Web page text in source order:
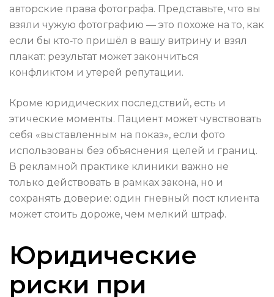
авторские права фотографа. Представьте, что вы
взяли чужую фотографию — это похоже на то, как
если бы кто‑то пришёл в вашу витрину и взял
плакат: результат может закончиться
конфликтом и утерей репутации.
Кроме юридических последствий, есть и
этические моменты. Пациент может чувствовать
себя «выставленным на показ», если фото
использованы без объяснения целей и границ.
В рекламной практике клиники важно не
только действовать в рамках закона, но и
сохранять доверие: один гневный пост клиента
может стоить дороже, чем мелкий штраф.
Юридические
риски при